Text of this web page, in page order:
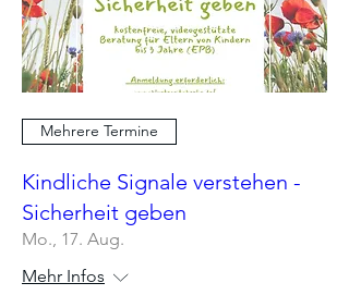
Mehrere Termine
Kindliche Signale verstehen -
Sicherheit geben
Mo., 17. Aug.
Mehr Infos